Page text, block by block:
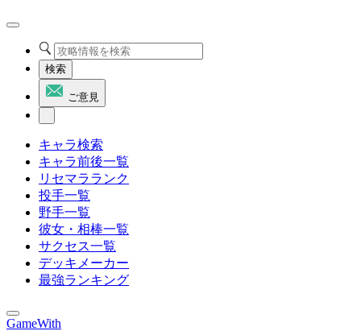
検索
ご意見
キャラ検索
キャラ前後一覧
リセマラランク
投手一覧
野手一覧
彼女・相棒一覧
サクセス一覧
デッキメーカー
最強ランキング
GameWith